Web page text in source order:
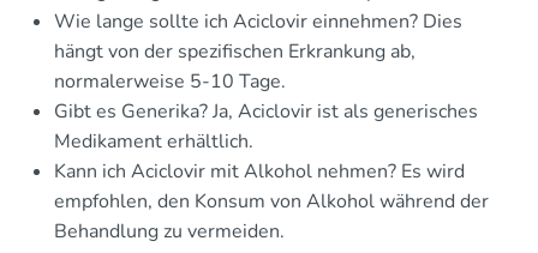
Wie lange sollte ich Aciclovir einnehmen? Dies
hängt von der spezifischen Erkrankung ab,
normalerweise 5-10 Tage.
Gibt es Generika? Ja, Aciclovir ist als generisches
Medikament erhältlich.
Kann ich Aciclovir mit Alkohol nehmen? Es wird
empfohlen, den Konsum von Alkohol während der
Behandlung zu vermeiden.